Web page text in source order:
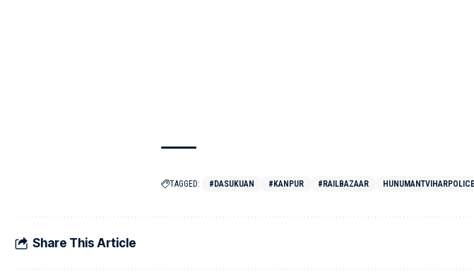
TAGGED: #DASUKUAN #KANPUR #RAILBAZAAR
Share This Article